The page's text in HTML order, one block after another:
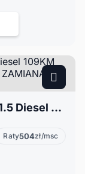
Mercedes-Benz Klasa B W246 1.5 Diesel 109KM Bezwypadkowy BiXenon 2xParktronic ZAMIANA GWARANCJA!
Raty504zł/msc